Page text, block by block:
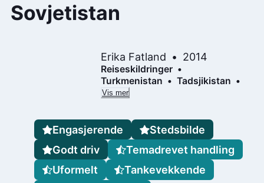
Sovjetistan
Erika Fatland 2014
Reiseskildringer
Turkmenistan
Tadsjikistan
Vis mer
Engasjerende
Stedsbilde
Godt driv
Temadrevet handling
Uformelt
Tankevekkende